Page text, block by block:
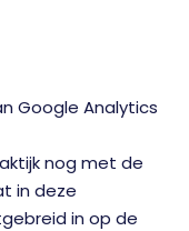
Google Analytics
nog met de
in deze
in op de